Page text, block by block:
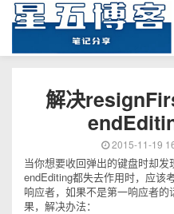
解决
2015-11-19
当你想要收回弹出的键盘时却
endEditing都失去作用时，应该
响应者，如果不是第一响应者
果，解决办法：